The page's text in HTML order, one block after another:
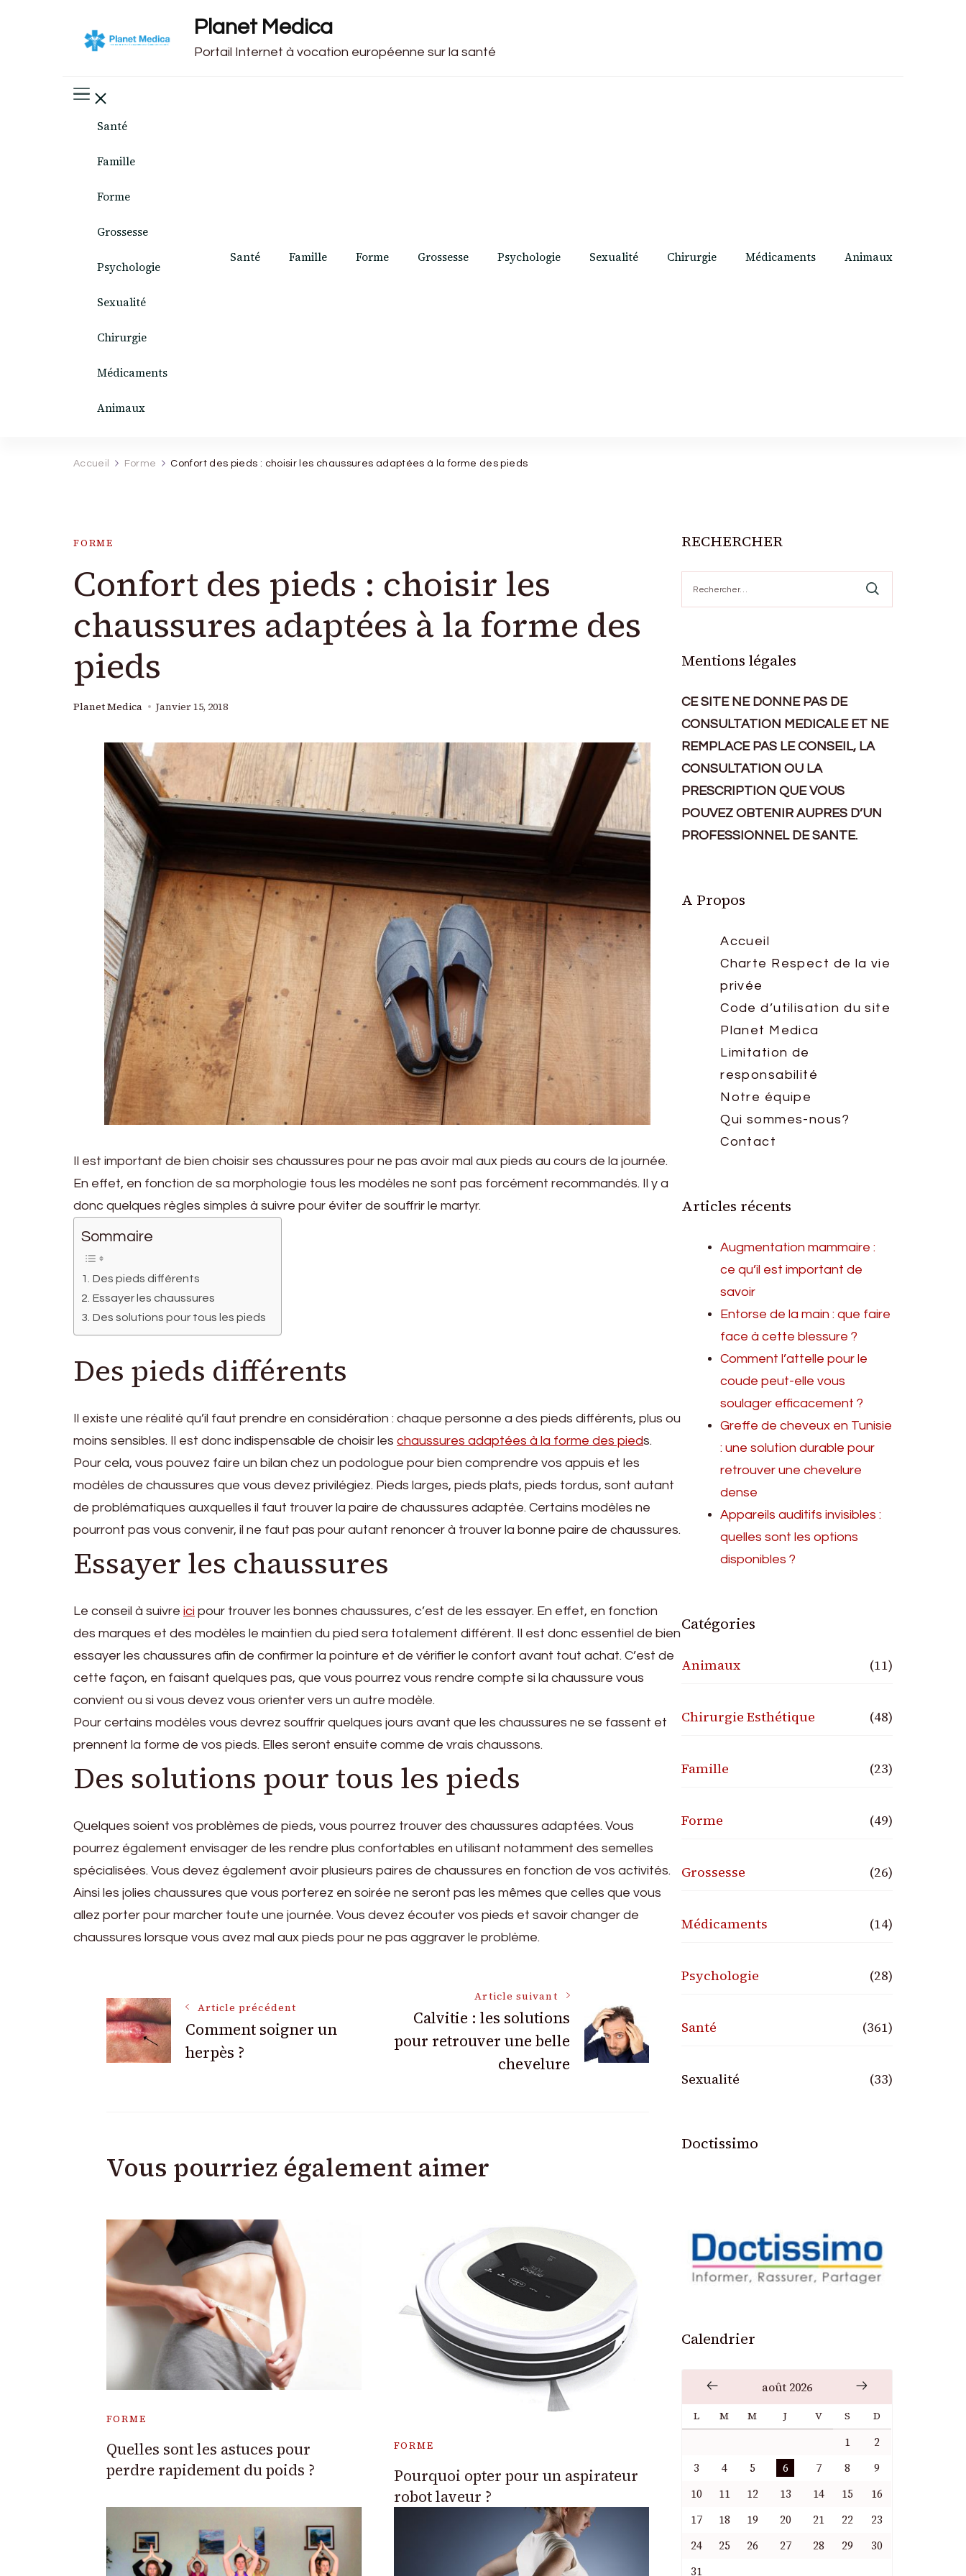
Planet Medica
Portail Internet à vocation européenne sur la santé
Santé
Famille
Forme
Grossesse
Psychologie
Sexualité
Chirurgie
Médicaments
Animaux
Santé Famille Forme Grossesse Psychologie Sexualité Chirurgie Médicaments Animaux
Accueil Forme Confort des pieds : choisir les chaussures adaptées à la forme des pieds
FORME
Confort des pieds : choisir les
chaussures adaptées à la forme des
pieds
Planet Medica Janvier 15, 2018
Il est important de bien choisir ses chaussures pour ne pas avoir mal aux pieds au cours de la journée.
En effet, en fonction de sa morphologie tous les modèles ne sont pas forcément recommandés. Il y a
donc quelques règles simples à suivre pour éviter de souffrir le martyr.
Sommaire
Des pieds différents
Essayer les chaussures
Des solutions pour tous les pieds
Des pieds différents
Il existe une réalité qu’il faut prendre en considération : chaque personne a des pieds différents, plus ou
moins sensibles. Il est donc indispensable de choisir les chaussures adaptées à la forme des pieds.
Pour cela, vous pouvez faire un bilan chez un podologue pour bien comprendre vos appuis et les
modèles de chaussures que vous devez privilégiez. Pieds larges, pieds plats, pieds tordus, sont autant
de problématiques auxquelles il faut trouver la paire de chaussures adaptée. Certains modèles ne
pourront pas vous convenir, il ne faut pas pour autant renoncer à trouver la bonne paire de chaussures.
Essayer les chaussures
Le conseil à suivre ici pour trouver les bonnes chaussures, c’est de les essayer. En effet, en fonction
des marques et des modèles le maintien du pied sera totalement différent. Il est donc essentiel de bien
essayer les chaussures afin de confirmer la pointure et de vérifier le confort avant tout achat. C’est de
cette façon, en faisant quelques pas, que vous pourrez vous rendre compte si la chaussure vous
convient ou si vous devez vous orienter vers un autre modèle.
Pour certains modèles vous devrez souffrir quelques jours avant que les chaussures ne se fassent et
prennent la forme de vos pieds. Elles seront ensuite comme de vrais chaussons.
Des solutions pour tous les pieds
Quelques soient vos problèmes de pieds, vous pourrez trouver des chaussures adaptées. Vous
pourrez également envisager de les rendre plus confortables en utilisant notamment des semelles
spécialisées. Vous devez également avoir plusieurs paires de chaussures en fonction de vos activités.
Ainsi les jolies chaussures que vous porterez en soirée ne seront pas les mêmes que celles que vous
allez porter pour marcher toute une journée. Vous devez écouter vos pieds et savoir changer de
chaussures lorsque vous avez mal aux pieds pour ne pas aggraver le problème.
Navigation
des
Article précédent
Comment soigner un
herpès ?
Article suivant
Calvitie : les solutions
pour retrouver une belle
chevelure
Vous pourriez également aimer
FORME
Quelles sont les astuces pour
perdre rapidement du poids ?
FORME
Pourquoi opter pour un aspirateur
robot laveur ?
RECHERCHER
Mentions légales
CE SITE NE DONNE PAS DE
CONSULTATION MEDICALE ET NE
REMPLACE PAS LE CONSEIL, LA
CONSULTATION OU LA
PRESCRIPTION QUE VOUS
POUVEZ OBTENIR AUPRES D’UN
PROFESSIONNEL DE SANTE.
A Propos
Accueil
Charte Respect de la vie
privée
Code d’utilisation du site
Planet Medica
Limitation de
responsabilité
Notre équipe
Qui sommes-nous?
Contact
Articles récents
Augmentation mammaire :
ce qu’il est important de
savoir
Entorse de la main : que faire
face à cette blessure ?
Comment l’attelle pour le
coude peut-elle vous
soulager efficacement ?
Greffe de cheveux en Tunisie
: une solution durable pour
retrouver une chevelure
dense
Appareils auditifs invisibles :
quelles sont les options
disponibles ?
Catégories
Animaux (11)
Chirurgie Esthétique (48)
Famille (23)
Forme (49)
Grossesse (26)
Médicaments (14)
Psychologie (28)
Santé (361)
Sexualité (33)
Doctissimo
Calendrier
août 2026
L M M J V S D
1
2
3
4 5 6 7 8
9
10
11 12 13 14 15
16
17
18 19 20 21 22
23
24
25 26 27 28 29
30
31